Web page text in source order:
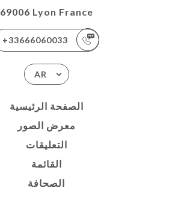
69006 Lyon France
+33666060033
AR
الصفحة الرئيسية
معرض الصور
التعليقات
القائمة
الصحافة